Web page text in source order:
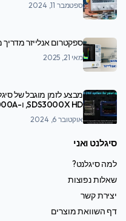
ספטמבר 11, 2024
ספקטרום אנלייזר
מאי 21, 2025
SDS3000X HD, ו-SDS7000A
אוקטובר 6, 2024
סיגלנט ואני
למה סיגלנט?
שאלות נפוצות
יצירת קשר
דף השוואת מוצרים